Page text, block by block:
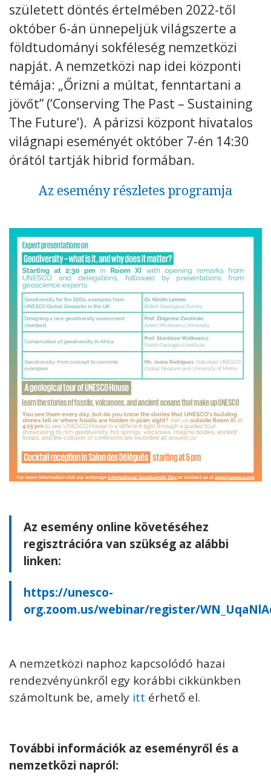
született döntés értelmében 2022-től
október 6-án ünnepeljük világszerte a
földtudományi sokféleség nemzetközi
napját. A nemzetközi nap idei központi
témája: „Őrizni a múltat, fenntartani a
jövőt” (‘Conserving The Past – Sustaining
The Future’). A párizsi központ hivatalos
világnapi eseményét október 7-én 14:30
órától tartják hibrid formában.
Az esemény részletes programja
Az esemény online követéséhez
regisztrációra van szükség az alábbi
linken:
https://unesco-
org.zoom.us/webinar/register/
A nemzetközi naphoz kapcsolódó hazai
rendezvényünkről egy korábbi cikkünkben
számoltunk be, amely itt érhető el.
További információk az eseményről és a
nemzetközi napról: